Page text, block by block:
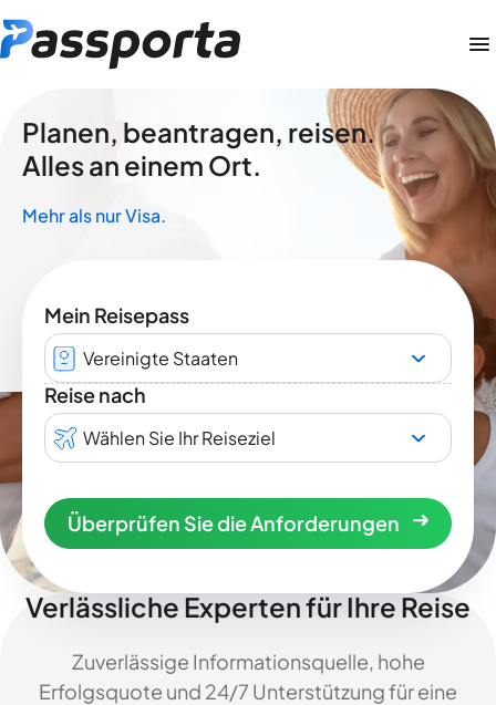
Planen, beantragen, reisen.
Alles an einem Ort.
Mehr als nur Visa.
Mein Reisepass
Vereinigte Staaten
Reise nach
Wählen Sie Ihr Reiseziel
Überprüfen Sie die Anforderungen
Verlässliche Experten für Ihre Reise
Zuverlässige Informationsquelle, hohe
Erfolgsquote und 24/7 Unterstützung für eine